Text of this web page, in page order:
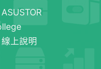
ASUSTOR
線上說明